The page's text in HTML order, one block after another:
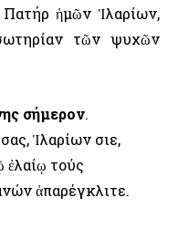
ἡμῶν Ἱλαρίων,
τῶν ψυχῶν
σήμερον.
Ἱλαρίων Ὅσιε,
ἐλαίῳ τούς
ἀπαρέγκλιτε.